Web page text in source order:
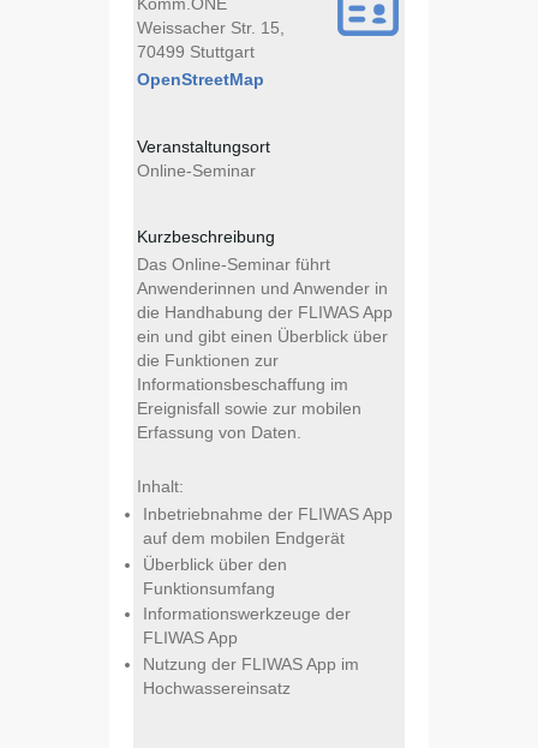
Komm.ONE
Weissacher Str. 15,
70499 Stuttgart
OpenStreetMap
Veranstaltungsort
Online-Seminar
Kurzbeschreibung
Das Online-Seminar führt
Anwenderinnen und Anwender in
die Handhabung der FLIWAS App
ein und gibt einen Überblick über
die Funktionen zur
Informationsbeschaffung im
Ereignisfall sowie zur mobilen
Erfassung von Daten.
Inhalt:
Inbetriebnahme der FLIWAS App
auf dem mobilen Endgerät
Überblick über den
Funktionsumfang
Informationswerkzeuge der
FLIWAS App
Nutzung der FLIWAS App im
Hochwassereinsatz